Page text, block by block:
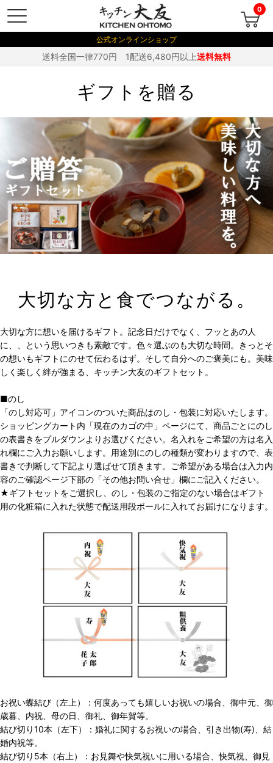
0
公式オンラインショップ
送料全国一律770円 1配送6,480円以上送料無料
ギフトを贈る
大切な方と食でつながる。
大切な方に想いを届けるギフト。記念日だけでなく、フッとあの人
に、、という思いつきも素敵です。色々選ぶのも大切な時間。きっとそ
の想いもギフトにのせて伝わるはず。そして自分へのご褒美にも。美味
しく楽しく絆が強まる、キッチン大友のギフトセット。
■のし
「のし対応可」アイコンのついた商品はのし・包装に対応いたします。
ショッピングカート内「現在のカゴの中」ページにて、商品ごとにのし
の表書きをプルダウンよりお選びください。名入れをご希望の方は名入
れ欄にご入力お願いします。用途別にのしの種類が変わりますので、表
書きで判断して下記より選ばせて頂きます。ご希望がある場合は入力内
容のご確認ページ下部の「その他お問い合せ」欄にご記入ください。
★ギフトセットをご選択し、のし・包装のご指定のない場合はギフト
用の化粧箱に入れた状態で配送用段ボールに入れてお届けになります。
お祝い蝶結び（左上）：何度あっても嬉しいお祝いの場合、御中元、御
歳暮、内祝、母の日、御礼、御年賀等。
結び切り10本（左下）：婚礼に関するお祝いの場合、引き出物(寿)、結
婚内祝等。
結び切り5本（右上）：お見舞や快気祝いに用いる場合、快気祝、御見